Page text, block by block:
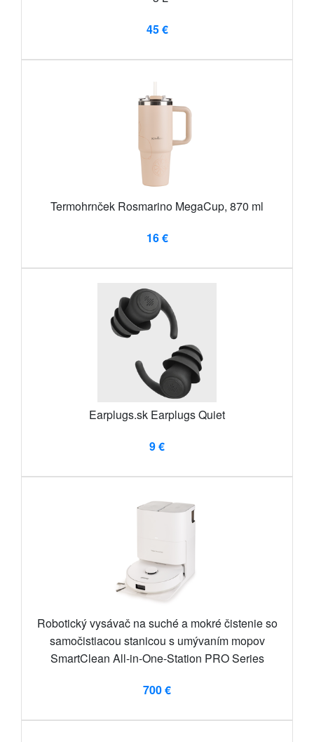
45 €
Termohrnček Rosmarino MegaCup, 870 ml
16 €
Earplugs.sk Earplugs Quiet
9 €
Robotický vysávač na suché a mokré čistenie so
samočistiacou stanicou s umývaním mopov
SmartClean All-in-One-Station PRO Series
700 €